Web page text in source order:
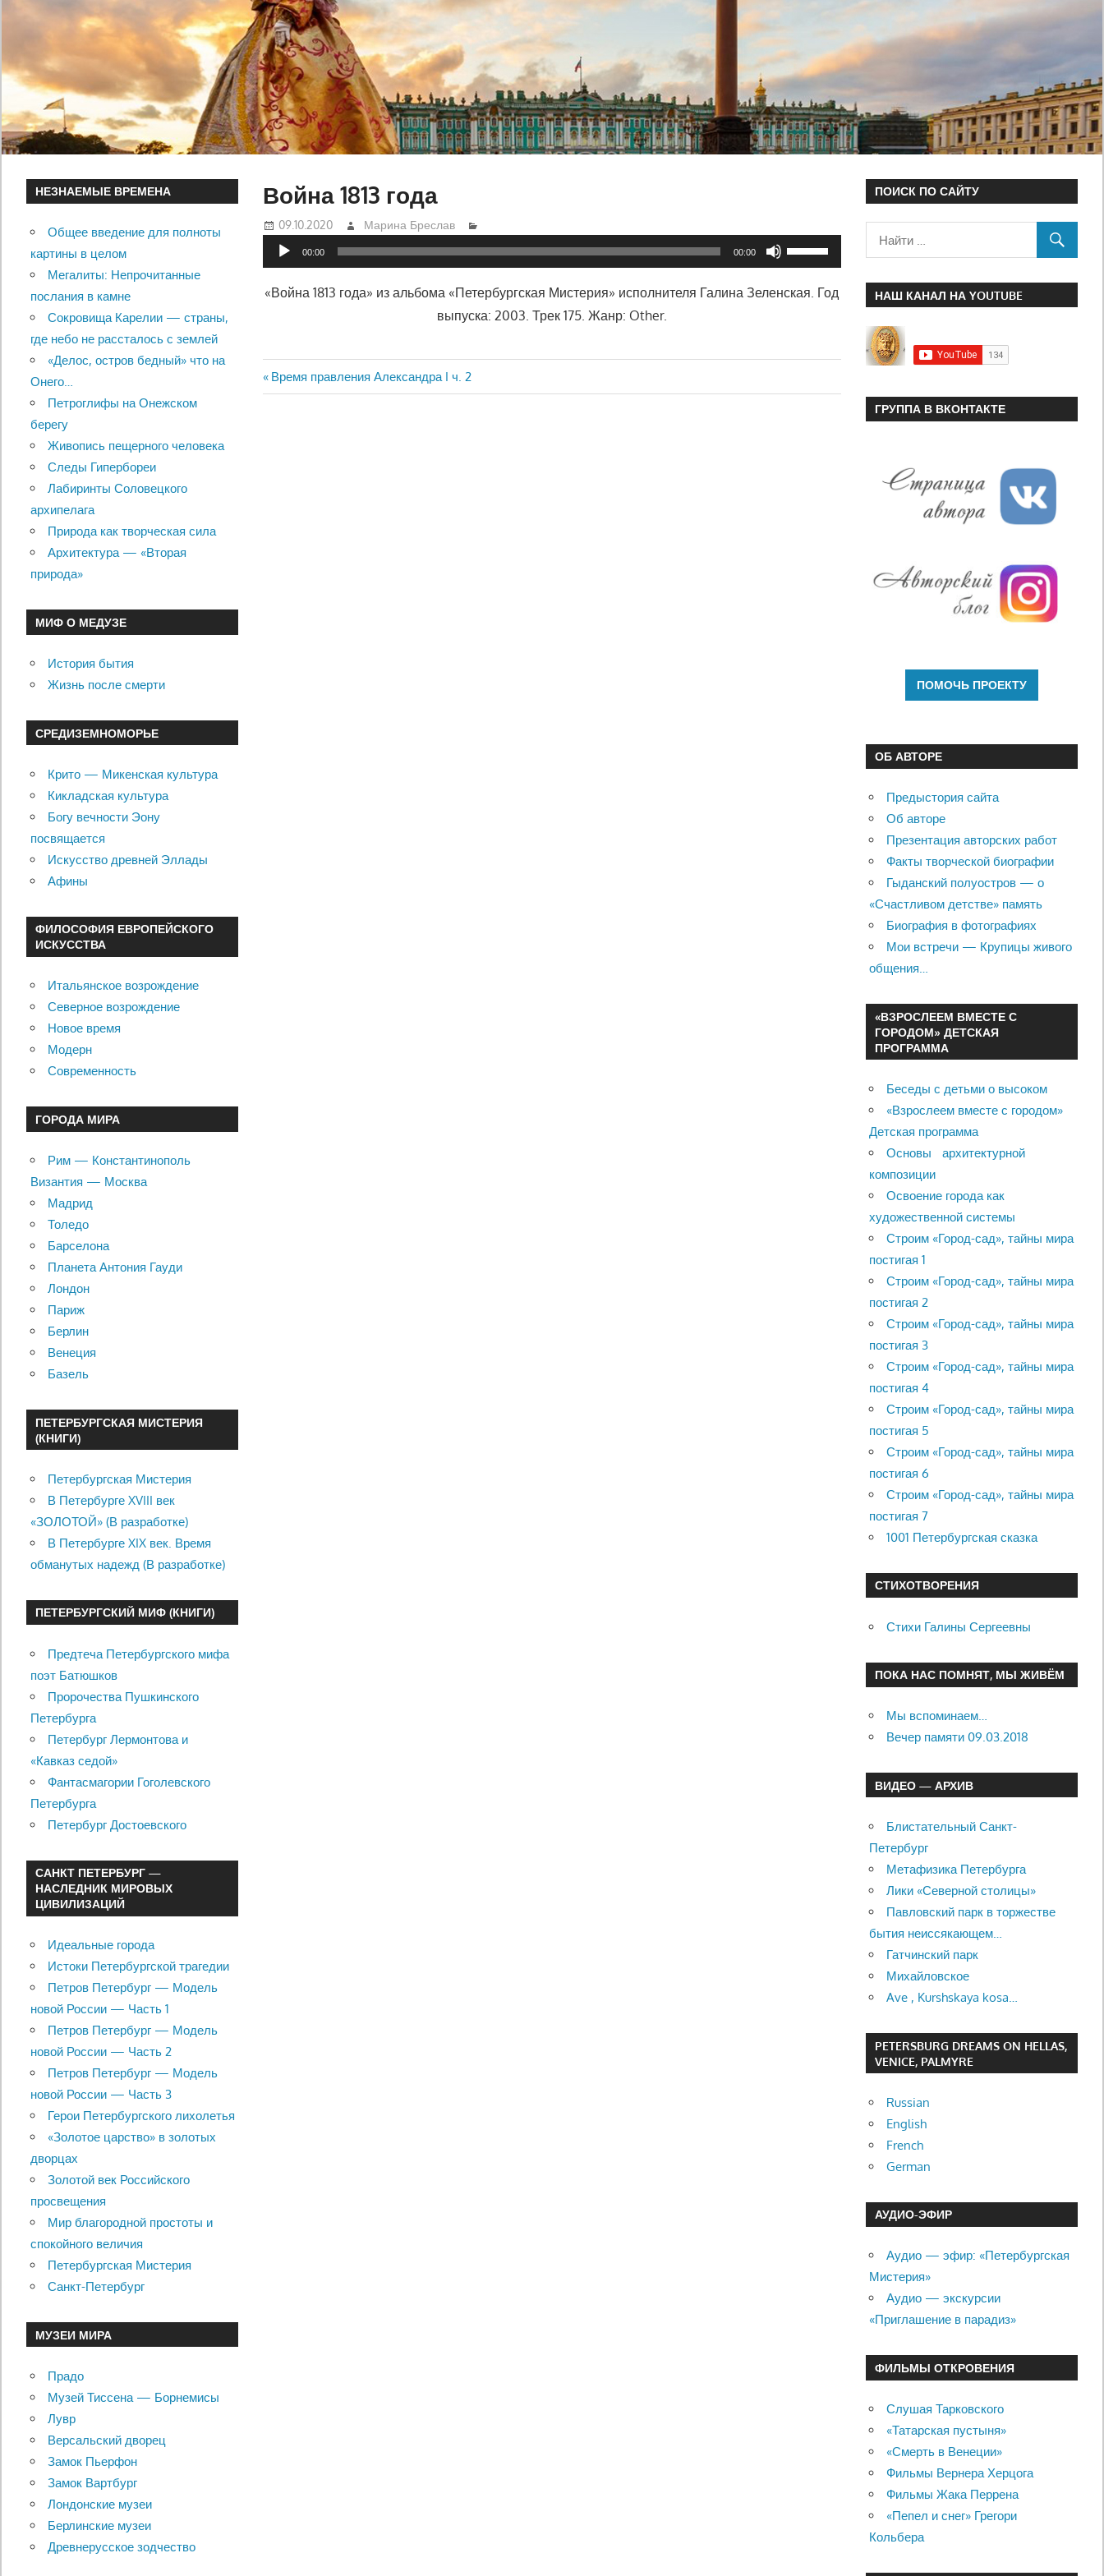
Война 1813 года
09.10.2020 Марина Бреслав
Аудиоплеер
00:00 00:00
Используйте
клавиши
вверх/
увеличить
«Война 1813 года» из альбома «Петербургская Мистерия» исполнителя Галина Зеленская. Год
выпуска: 2003. Трек 175. Жанр: Other.
Навигация
Previous
Post:
Время правления Александра I ч. 2
НЕЗНАЕМЫЕ ВРЕМЕНА
Общее введение для полноты
картины в целом
Мегалиты: Непрочитанные
послания в камне
Сокровища Карелии — страны,
где небо не рассталось с землей
«Делос, остров бедный» что на
Онего…
Петроглифы на Онежском
берегу
Живопись пещерного человека
Следы Гипербореи
Лабиринты Соловецкого
архипелага
Природа как творческая сила
Архитектура — «Вторая
природа»
МИФ О МЕДУЗЕ
История бытия
Жизнь после смерти
СРЕДИЗЕМНОМОРЬЕ
Крито — Микенская культура
Кикладская культура
Богу вечности Эону
посвящается
Искусство древней Эллады
Афины
ФИЛОСОФИЯ ЕВРОПЕЙСКОГО
ИСКУССТВА
Итальянское возрождение
Северное возрождение
Новое время
Модерн
Современность
ГОРОДА МИРА
Рим — Константинополь
Византия — Москва
Мадрид
Толедо
Барселона
Планета Антония Гауди
Лондон
Париж
Берлин
Венеция
Базель
ПЕТЕРБУРГСКАЯ МИСТЕРИЯ
(КНИГИ)
Петербургская Мистерия
В Петербурге XVIII век
«ЗОЛОТОЙ» (В разработке)
В Петербурге XIX век. Время
обманутых надежд (В разработке)
ПЕТЕРБУРГСКИЙ МИФ (КНИГИ)
Предтеча Петербургского мифа
поэт Батюшков
Пророчества Пушкинского
Петербурга
Петербург Лермонтова и
«Кавказ седой»
Фантасмагории Гоголевского
Петербурга
Петербург Достоевского
САНКТ ПЕТЕРБУРГ —
НАСЛЕДНИК МИРОВЫХ
ЦИВИЛИЗАЦИЙ
Идеальные города
Истоки Петербургской трагедии
Петров Петербург — Модель
новой России — Часть 1
Петров Петербург — Модель
новой России — Часть 2
Петров Петербург — Модель
новой России — Часть 3
Герои Петербургского лихолетья
«Золотое царство» в золотых
дворцах
Золотой век Российского
просвещения
Мир благородной простоты и
спокойного величия
Петербургская Мистерия
Санкт-Петербург
МУЗЕИ МИРА
Прадо
Музей Тиссена — Борнемисы
Лувр
Версальский дворец
Замок Пьерфон
Замок Вартбург
Лондонские музеи
Берлинские музеи
Древнерусское зодчество
ПОИСК ПО САЙТУ
НАШ КАНАЛ НА YOUTUBE
ГРУППА В ВКОНТАКТЕ
ОБ АВТОРЕ
Предыстория сайта
Об авторе
Презентация авторских работ
Факты творческой биографии
Гыданский полуостров — о
«Счастливом детстве» память
Биография в фотографиях
Мои встречи — Крупицы живого
общения…
«ВЗРОСЛЕЕМ ВМЕСТЕ С
ГОРОДОМ» ДЕТСКАЯ
ПРОГРАММА
Беседы с детьми о высоком
«Взрослеем вместе с городом»
Детская программа
Основы архитектурной
композиции
Освоение города как
художественной системы
Строим «Город-сад», тайны мира
постигая 1
Строим «Город-сад», тайны мира
постигая 2
Строим «Город-сад», тайны мира
постигая 3
Строим «Город-сад», тайны мира
постигая 4
Строим «Город-сад», тайны мира
постигая 5
Строим «Город-сад», тайны мира
постигая 6
Строим «Город-сад», тайны мира
постигая 7
1001 Петербургская сказка
СТИХОТВОРЕНИЯ
Стихи Галины Сергеевны
ПОКА НАС ПОМНЯТ, МЫ ЖИВЁМ
Мы вспоминаем…
Вечер памяти 09.03.2018
ВИДЕО — АРХИВ
Блистательный Санкт-
Петербург
Метафизика Петербурга
Лики «Северной столицы»
Павловский парк в торжестве
бытия неиссякающем…
Гатчинский парк
Михайловское
Ave , Kurshskaya kosa…
PETERSBURG DREAMS ON HELLAS,
VENICE, PALMYRE
Russian
English
French
German
АУДИО-ЭФИР
Аудио — эфир: «Петербургская
Мистерия»
Аудио — экскурсии
«Приглашение в парадиз»
ФИЛЬМЫ ОТКРОВЕНИЯ
Слушая Тарковского
«Татарская пустыня»
«Смерть в Венеции»
Фильмы Вернера Херцога
Фильмы Жака Перрена
«Пепел и снег» Грегори
Кольбера